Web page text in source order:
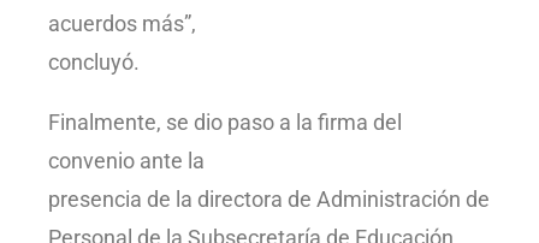
acuerdos más”,
concluyó.
Finalmente, se dio paso a la firma del
convenio ante la
presencia de la directora de Administración de
Personal de la Subsecretaría de Educación